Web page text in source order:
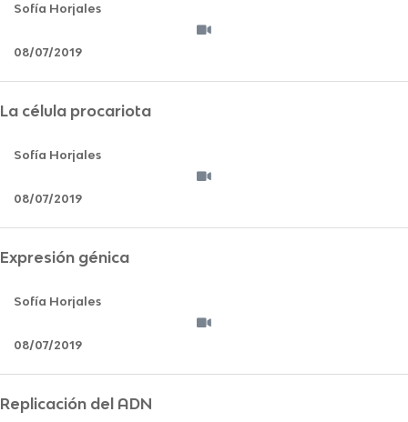
Sofía Horjales
08/07/2019
La célula procariota
Sofía Horjales
08/07/2019
Expresión génica
Sofía Horjales
08/07/2019
Replicación del ADN